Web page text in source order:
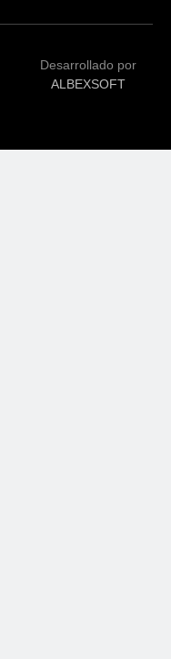
Desarrollado por
ALBEXSOFT